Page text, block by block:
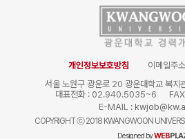
개인정보보호방침
이메일주
서울 노원구 광운로 20 광운대학교 복지
대표전화 : 02.940.5035~6
E-MAIL :
COPYRIGHTⓒ2018 KWANGWOON
Designed byWEB